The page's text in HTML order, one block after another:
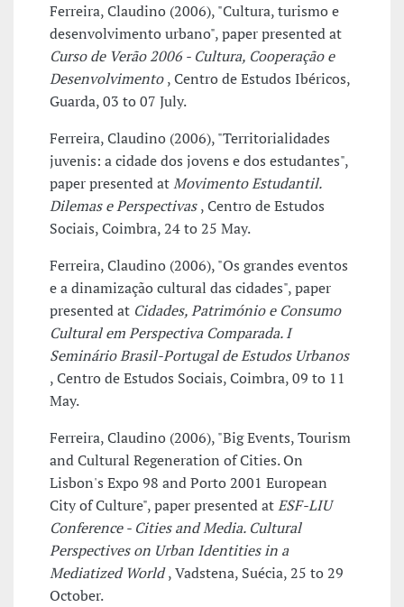
Ferreira, Claudino (2006), "Cultura, turismo e
desenvolvimento urbano", paper presented at
Curso de Verão 2006 - Cultura, Cooperação e
Desenvolvimento, Centro de Estudos Ibéricos,
Guarda, 03 to 07 July.
Ferreira, Claudino (2006), "Territorialidades
juvenis: a cidade dos jovens e dos estudantes",
paper presented atMovimento Estudantil.
Dilemas e Perspectivas, Centro de Estudos
Sociais, Coimbra, 24 to 25 May.
Ferreira, Claudino (2006), "Os grandes eventos
e a dinamização cultural das cidades", paper
presented at Cidades, Património e Consumo
Cultural em Perspectiva Comparada. I
Seminário Brasil-Portugal de Estudos Urbanos
, Centro de Estudos Sociais, Coimbra, 09 to 11
May.
Ferreira, Claudino (2006), "Big Events, Tourism
and Cultural Regeneration of Cities. On
Lisbon's Expo 98 and Porto 2001 European
City of Culture", paper presented atESF-LIU
Conference - Cities and Media. Cultural
Perspectives on Urban Identities in a
Mediatized World, Vadstena, Suécia, 25 to 29
October.